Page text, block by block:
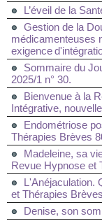
L’éveil de la
Gestion de la
médicamenteuses
exigence
Sommaire du
2025/1 n° 30.
Bienvenue à la
Intégrative,
Endométriose
Thérapies Brèves
Madeleine, sa
Revue Hypnose et
L'Anéjaculation.
et Thérapies
Denise, son